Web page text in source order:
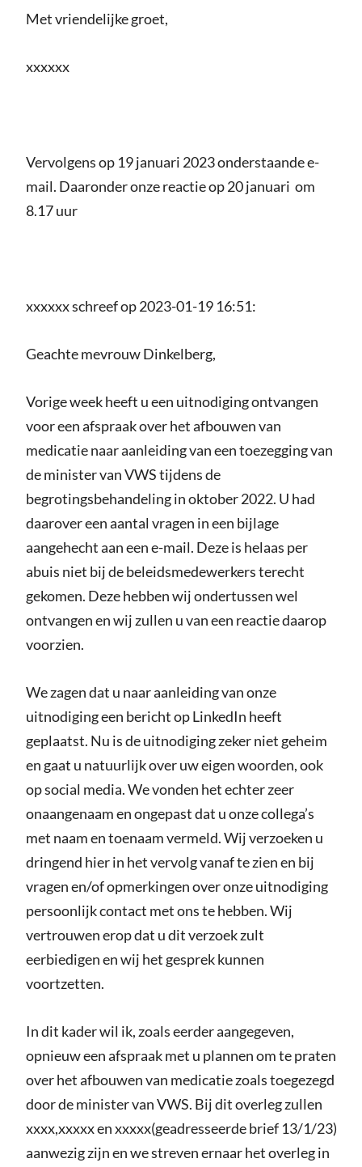
Met vriendelijke groet,
xxxxxx
Vervolgens op 19 januari 2023 onderstaande e-
mail. Daaronder onze reactie op 20 januari om
8.17 uur
xxxxxx schreef op 2023-01-19 16:51:
Geachte mevrouw Dinkelberg,
Vorige week heeft u een uitnodiging ontvangen
voor een afspraak over het afbouwen van
medicatie naar aanleiding van een toezegging van
de minister van VWS tijdens de
begrotingsbehandeling in oktober 2022. U had
daarover een aantal vragen in een bijlage
aangehecht aan een e-mail. Deze is helaas per
abuis niet bij de beleidsmedewerkers terecht
gekomen. Deze hebben wij ondertussen wel
ontvangen en wij zullen u van een reactie daarop
voorzien.
We zagen dat u naar aanleiding van onze
uitnodiging een bericht op LinkedIn heeft
geplaatst. Nu is de uitnodiging zeker niet geheim
en gaat u natuurlijk over uw eigen woorden, ook
op social media. We vonden het echter zeer
onaangenaam en ongepast dat u onze collega’s
met naam en toenaam vermeld. Wij verzoeken u
dringend hier in het vervolg vanaf te zien en bij
vragen en/of opmerkingen over onze uitnodiging
persoonlijk contact met ons te hebben. Wij
vertrouwen erop dat u dit verzoek zult
eerbiedigen en wij het gesprek kunnen
voortzetten.
In dit kader wil ik, zoals eerder aangegeven,
opnieuw een afspraak met u plannen om te praten
over het afbouwen van medicatie zoals toegezegd
door de minister van VWS. Bij dit overleg zullen
xxxx,xxxxx en xxxxx(geadresseerde brief 13/1/23)
aanwezig zijn en we streven ernaar het overleg in